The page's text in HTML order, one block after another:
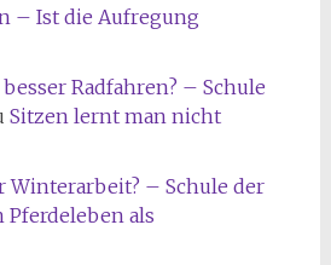
– Ist die Aufregung
Radfahren? – Schule
Sitzen lernt man nicht
Winterarbeit? – Schule der
Pferdeleben als